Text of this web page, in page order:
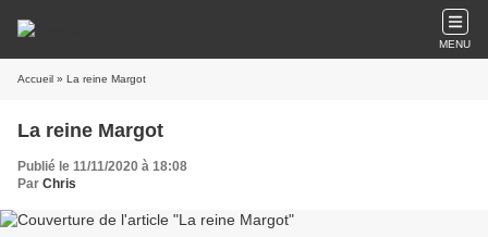
MENU
Accueil » La reine Margot
La reine Margot
Publié le 11/11/2020 à 18:08
Par Chris